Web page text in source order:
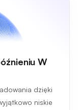
W
dzięki
niskie